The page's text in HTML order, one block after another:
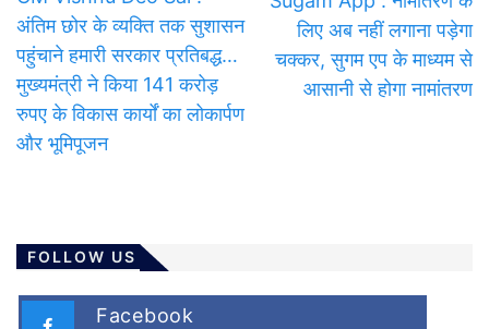
अंतिम छोर के व्यक्ति तक सुशासन
पहुंचाने हमारी सरकार प्रतिबद्ध…
मुख्यमंत्री ने किया 141 करोड़
रुपए के विकास कार्यों का लोकार्पण
और भूमिपूजन
लिए अब नहीं लगाना पड़ेगा
चक्कर, सुगम एप के माध्यम से
आसानी से होगा नामांतरण
FOLLOW US
Facebook